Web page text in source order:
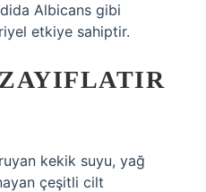
Albicans gibi
etkiye sahiptir.
kekik suyu, yağ
çeşitli cilt